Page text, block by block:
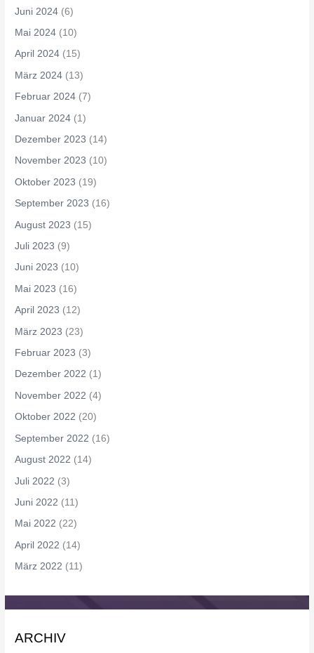
Juni 2024 (6)
Mai 2024 (10)
April 2024 (15)
März 2024 (13)
Februar 2024 (7)
Januar 2024 (1)
Dezember 2023 (14)
November 2023 (10)
Oktober 2023 (19)
September 2023 (16)
August 2023 (15)
Juli 2023 (9)
Juni 2023 (10)
Mai 2023 (16)
April 2023 (12)
März 2023 (23)
Februar 2023 (3)
Dezember 2022 (1)
November 2022 (4)
Oktober 2022 (20)
September 2022 (16)
August 2022 (14)
Juli 2022 (3)
Juni 2022 (11)
Mai 2022 (22)
April 2022 (14)
März 2022 (11)
ARCHIV